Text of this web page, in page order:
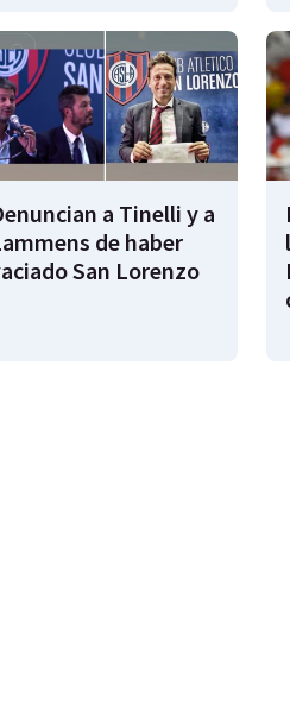
a Tinelli y a
de haber
San Lorenzo